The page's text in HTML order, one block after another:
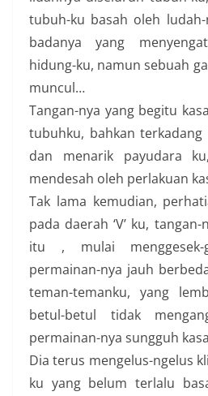
tubuh-ku basah oleh
badanya yang
hidung-ku, namun sebuah
muncul…
Tangan-nya yang begitu
tubuhku, bahkan
dan menarik payudara
mendesah oleh perlakuan
Tak lama kemudian,
pada daerah ‘V’ ku,
itu , mulai menggesek-
permainan-nya jauh
teman-temanku, yang
betul-betul tidak
permainan-nya sungguh
Dia terus mengelus-ngelus
ku yang belum terlalu